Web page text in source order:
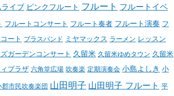
ライブ ピンクフルート フルート フルートイベ
フルートコンサート フルート奏者 フルート演奏 フ
ート ブラスバンド ミヤマックス ラーメン レッスン
ガーデンコンサート 久留米 久留米ゆめタウン 久留米
プラザ 六角堂広場 吹奏楽 定期演奏会 小島よしき 小
郡市民吹奏楽団 山田明子 山田明子 フルート 平